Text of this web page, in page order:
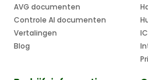
AVG documenten
Controle AI documenten
Vertalingen
Blog